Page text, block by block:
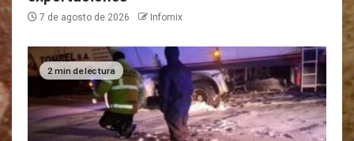
7 de agosto de 2026 Infomix
2 min de lectura